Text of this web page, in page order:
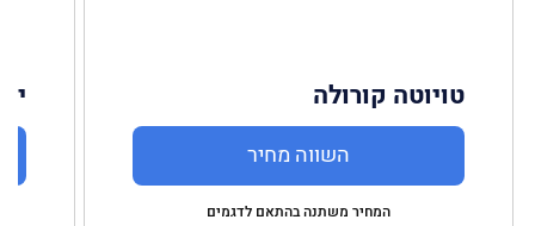
טויוטה קורולה
השווה מחיר
המחיר משתנה בהתאם לדגמים